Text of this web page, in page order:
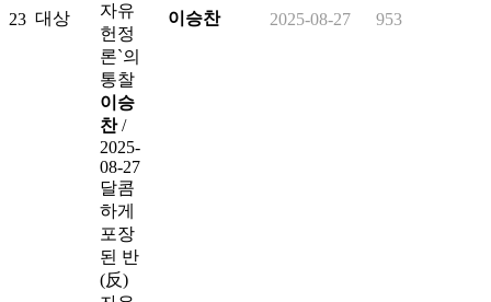
23 대상
자유
헌정
론`의
통찰
이승
찬/
2025-
08-27
이승찬 2025-08-27 953
달콤
하게
포장
된 반
(反)